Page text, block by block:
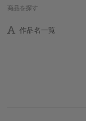
商品を探す
作品名一覧